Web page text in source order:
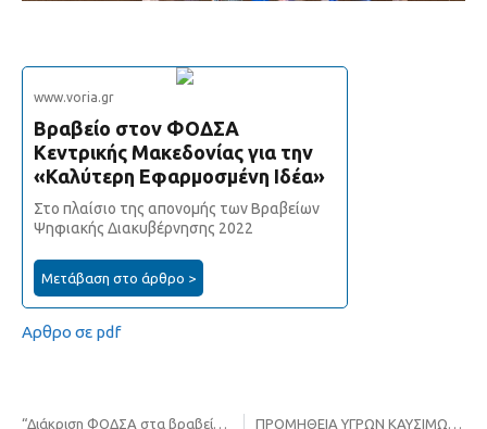
www.voria.gr
Βραβείο στον ΦΟΔΣΑ
Κεντρικής Μακεδονίας για την
«Καλύτερη Εφαρμοσμένη Ιδέα»
Στο πλαίσιο της απονομής των Βραβείων
Ψηφιακής Διακυβέρνησης 2022
Μετάβαση στο άρθρο >
Αρθρο σε pdf